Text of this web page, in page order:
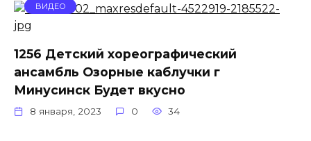
ВИДЕО
1256 Детский хореографический
ансамбль Озорные каблучки г
Минусинск Будет вкусно
8 января, 2023 0 34